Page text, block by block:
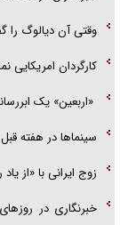
آیا مقاومت فلسطین
وقتی آن دیالوگ را
کارگردان
«اربعین» یک
سینما‌ها در هفته
زوج ایرانی با «از
خبرنگاری در